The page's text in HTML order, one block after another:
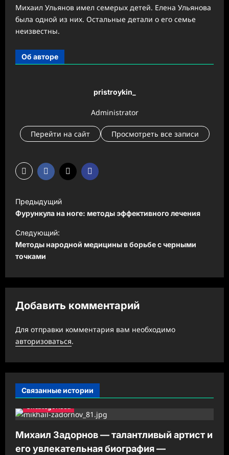
Михаил Ульянов имел семерых детей. Елена Ульянова
была одной из них. Остальные детали о его семье
неизвестны.
Об авторе
pristroykin_
Administrator
Перейти на сайт Просмотреть все записи
Н
а
в
и
г
а
ц
и
з
п
и
с
и
Предыдущий
Фурункула на ноге: методы эффективного лечения
Следующий:
Методы народной медицины в борьбе с черными
точками
Добавить комментарий
Для отправки комментария вам необходимо
авторизоваться.
Связанные истории
Uncategorised
Михаил Задорнов — талантливый артист и
его увлекательная биография —